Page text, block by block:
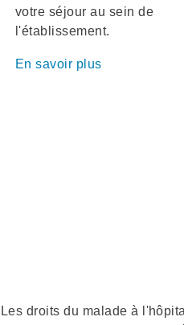
votre séjour au sein de
l'établissement.
En savoir plus
Description
Les droits du malade à